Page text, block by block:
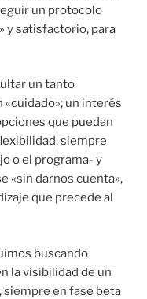
un protocolo
y satisfactorio, para
un tanto
«cuidado»; un interés
que puedan
siempre
o el programa- y
«sin darnos cuenta»,
que precede al
buscando
la visibilidad de un
, siempre en fase beta